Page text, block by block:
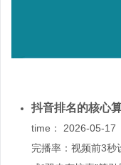
抖音排名的核心
time：
2026-05-17
完播率：视频前3